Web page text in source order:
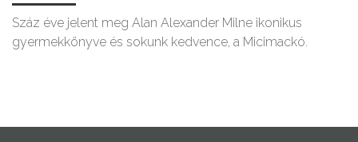
Száz éve jelent meg Alan Alexander Milne ikonikus
gyermekkönyve és sokunk kedvence, a Micimackó.